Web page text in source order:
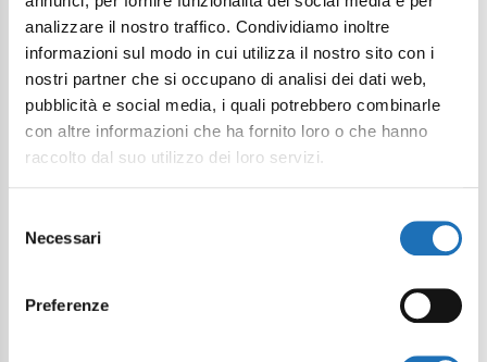
analizzare il nostro traffico. Condividiamo inoltre
informazioni sul modo in cui utilizza il nostro sito con i
nostri partner che si occupano di analisi dei dati web,
pubblicità e social media, i quali potrebbero combinarle
con altre informazioni che ha fornito loro o che hanno
raccolto dal suo utilizzo dei loro servizi.
delNecessari
Preferenze